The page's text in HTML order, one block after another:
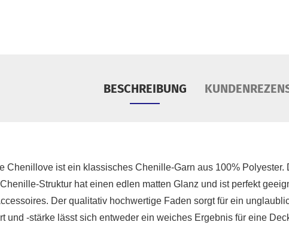
BESCHREIBUNG
Chenillove ist ein klassisches Chenille-Garn aus 100%
Struktur hat einen edlen matten Glanz und ist perfekt
Der qualitativ hochwertige Faden sorgt für ein
und -stärke lässt sich entweder ein weiches Ergebnis für eine